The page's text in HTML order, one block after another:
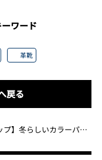
ワード
革靴
戻る
【スナップ】冬らしいカラーパレットにひと際映える「水色」パーカ